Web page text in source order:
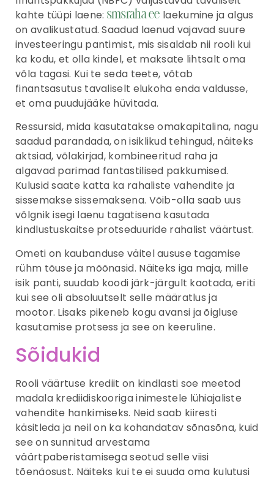
kahte tüüpi laene: smsraha ee laekumine ja algus
on avalikustatud. Saadud laenud vajavad suure
investeeringu pantimist, mis sisaldab nii rooli kui
ka kodu, et olla kindel, et maksate lihtsalt oma
võla tagasi. Kui te seda teete, võtab
finantsasutus tavaliselt elukoha enda valdusse,
et oma puudujääke hüvitada.
Ressursid, mida kasutatakse omakapitalina, nagu
saadud parandada, on isiklikud tehingud, näiteks
aktsiad, võlakirjad, kombineeritud raha ja
algavad parimad fantastilised pakkumised.
Kulusid saate katta ka rahaliste vahendite ja
sissemakse sissemaksena. Võib-olla saab uus
võlgnik isegi laenu tagatisena kasutada
kindlustuskaitse protseduuride rahalist väärtust.
Ometi on kaubanduse väitel aususe tagamise
rühm tõuse ja mõõnasid. Näiteks iga maja, mille
isik panti, suudab koodi järk-järgult kaotada, eriti
kui see oli absoluutselt selle määratlus ja
mootor. Lisaks pikeneb kogu avansi ja õigluse
kasutamise protsess ja see on keeruline.
Sõidukid
Rooli väärtuse krediit on kindlasti soe meetod
madala krediidiskooriga inimestele lühiajaliste
vahendite hankimiseks. Neid saab kiiresti
käsitleda ja neil on ka kohandatav sõnasõna, kuid
see on sunnitud arvestama
väärtpaberistamisega seotud selle viisi
tõenäosust. Näiteks kui te ei suuda oma kulutusi